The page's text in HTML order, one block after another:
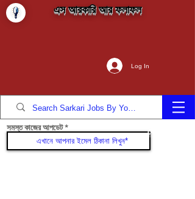
এস আরকারি আর ফলাফল
Log In
সমস্ত কাজের আপডেট যোগদান করুন